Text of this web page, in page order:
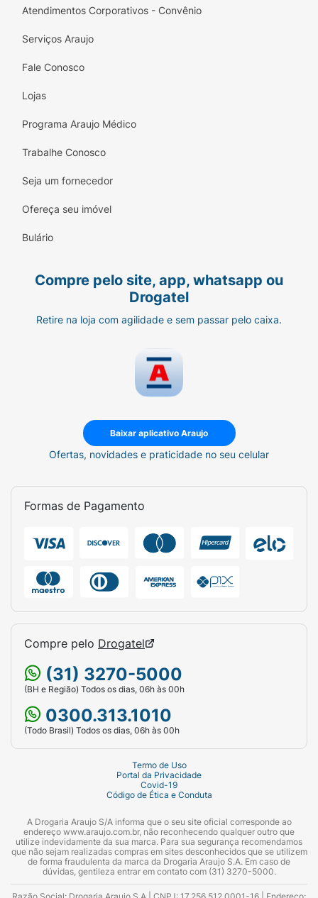
Atendimentos Corporativos - Convênio
Serviços Araujo
Fale Conosco
Lojas
Programa Araujo Médico
Trabalhe Conosco
Seja um fornecedor
Ofereça seu imóvel
Bulário
Compre pelo site, app, whatsapp ou
Drogatel
Retire na loja com agilidade e sem passar pelo caixa.
Baixar aplicativo Araujo
Ofertas, novidades e praticidade no seu celular
Formas de Pagamento
Compre pelo Drogatel
(31) 3270-5000
(BH e Região) Todos os dias, 06h às 00h
0300.313.1010
(Todo Brasil) Todos os dias, 06h às 00h
Termo de Uso
Portal da Privacidade
Covid-19
Código de Ética e Conduta
A Drogaria Araujo S/A informa que o seu site oficial corresponde ao
endereço www.araujo.com.br, não reconhecendo qualquer outro que
utilize indevidamente da sua marca. Para sua segurança recomendamos
que não sejam realizadas compras em sites desconhecidos que se utilizem
de forma fraudulenta da marca da Drogaria Araujo S.A. Em caso de
dúvidas, gentileza entrar em contato com (31) 3270-5000.